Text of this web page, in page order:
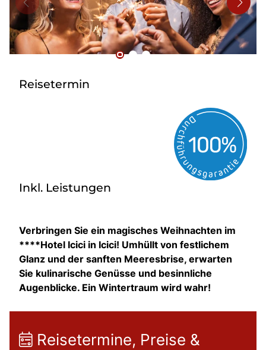
Flughafentransfer
Kontakt
Reisetermin
Inkl. Leistungen
Verbringen Sie ein magisches Weihnachten im
****Hotel Icici in Icici! Umhüllt von festlichem
Glanz und der sanften Meeresbrise, erwarten
Sie kulinarische Genüsse und besinnliche
Augenblicke. Ein Wintertraum wird wahr!
Reisetermine, Preise &